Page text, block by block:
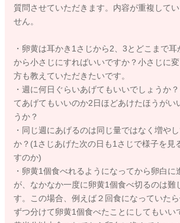
質問させていただきます。内容が重複して
せん。
・卵黄は耳かき1さじから2、3とどこまで耳
から小さじにすればいいですか？小さじに
方も教えていただきたいです。
・週に何日ぐらいあげてもいいでしょうか
てあげてもいいのか2日ほどあけたほうがい
うか？
・同じ週にあげるのは同じ量ではなく増や
か？(1さじあげた次の日も1さじで様子を見
すのか)
・卵黄1個食べれるようになってから卵白に
が、なかなか一度に卵黄1個食べ切るのは難
す。この場合、例えば２回食になっていた
ずつ分けて卵黄1個食べたことにしてもいい